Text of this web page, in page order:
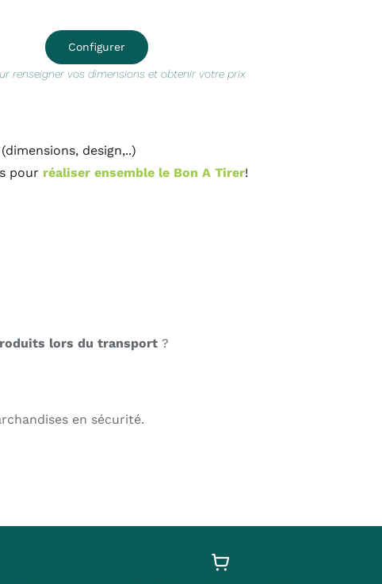
Configurer
renseigner vos dimensions et obtenir votre prix
design,..)
pour réaliser ensemble le Bon A Tirer!
lors du transport?
en sécurité.